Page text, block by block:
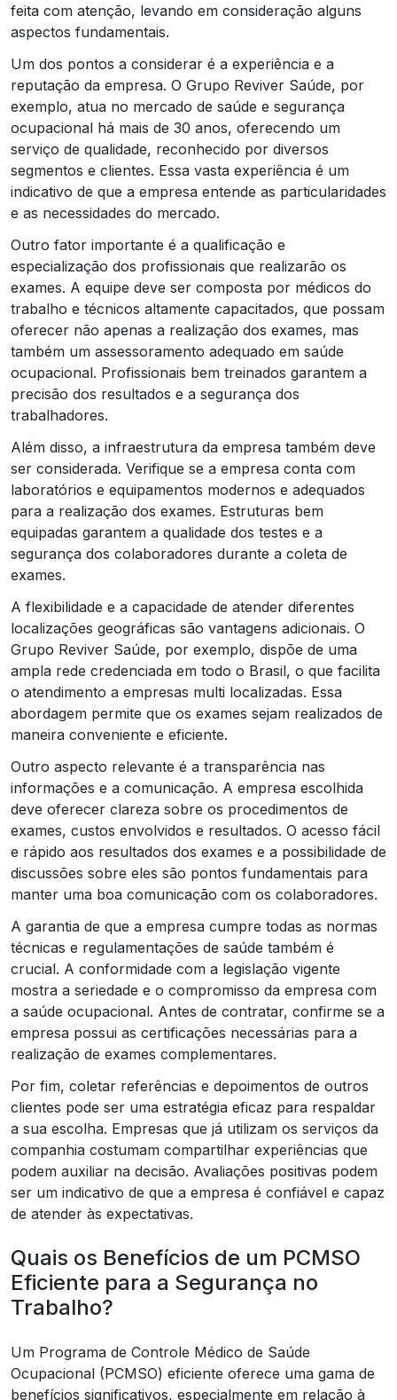
feita com atenção, levando em consideração alguns
aspectos fundamentais.
Um dos pontos a considerar é a experiência e a
reputação da empresa. O Grupo Reviver Saúde, por
exemplo, atua no mercado de saúde e segurança
ocupacional há mais de 30 anos, oferecendo um
serviço de qualidade, reconhecido por diversos
segmentos e clientes. Essa vasta experiência é um
indicativo de que a empresa entende as particularidades
e as necessidades do mercado.
Outro fator importante é a qualificação e
especialização dos profissionais que realizarão os
exames. A equipe deve ser composta por médicos do
trabalho e técnicos altamente capacitados, que possam
oferecer não apenas a realização dos exames, mas
também um assessoramento adequado em saúde
ocupacional. Profissionais bem treinados garantem a
precisão dos resultados e a segurança dos
trabalhadores.
Além disso, a infraestrutura da empresa também deve
ser considerada. Verifique se a empresa conta com
laboratórios e equipamentos modernos e adequados
para a realização dos exames. Estruturas bem
equipadas garantem a qualidade dos testes e a
segurança dos colaboradores durante a coleta de
exames.
A flexibilidade e a capacidade de atender diferentes
localizações geográficas são vantagens adicionais. O
Grupo Reviver Saúde, por exemplo, dispõe de uma
ampla rede credenciada em todo o Brasil, o que facilita
o atendimento a empresas multi localizadas. Essa
abordagem permite que os exames sejam realizados de
maneira conveniente e eficiente.
Outro aspecto relevante é a transparência nas
informações e a comunicação. A empresa escolhida
deve oferecer clareza sobre os procedimentos de
exames, custos envolvidos e resultados. O acesso fácil
e rápido aos resultados dos exames e a possibilidade de
discussões sobre eles são pontos fundamentais para
manter uma boa comunicação com os colaboradores.
A garantia de que a empresa cumpre todas as normas
técnicas e regulamentações de saúde também é
crucial. A conformidade com a legislação vigente
mostra a seriedade e o compromisso da empresa com
a saúde ocupacional. Antes de contratar, confirme se a
empresa possui as certificações necessárias para a
realização de exames complementares.
Por fim, coletar referências e depoimentos de outros
clientes pode ser uma estratégia eficaz para respaldar
a sua escolha. Empresas que já utilizam os serviços da
companhia costumam compartilhar experiências que
podem auxiliar na decisão. Avaliações positivas podem
ser um indicativo de que a empresa é confiável e capaz
de atender às expectativas.
Quais os Benefícios de um PCMSO
Eficiente para a Segurança no
Trabalho?
Um Programa de Controle Médico de Saúde
Ocupacional (PCMSO) eficiente oferece uma gama de
benefícios significativos, especialmente em relação à